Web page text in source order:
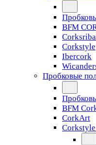
BFM
Corkstyle
Ibercork
Пробковые
BFM
CorkArt
Corkstyle